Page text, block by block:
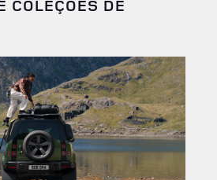
COLEÇÕES DE